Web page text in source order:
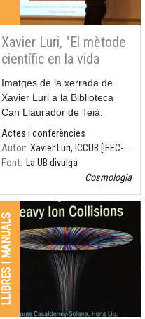
Xavier Luri, "El mètode
científic en la vida
quotidiana", Teià
Resum
Imatges de la xerrada de
Xavier Luri a la Biblioteca
Can Llaurador de Teià.
Actes i conferències
Autor
Xavier Luri, ICCUB [IEEC-UB]
Font La UB divulga
Cosmologia
LLIBRES I MANUALS